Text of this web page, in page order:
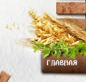
ГЛАВНАЯ